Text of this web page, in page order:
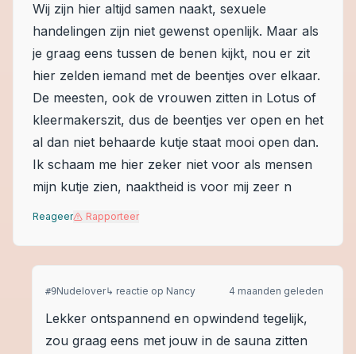
Wij zijn hier altijd samen naakt, sexuele
handelingen zijn niet gewenst openlijk. Maar als
je graag eens tussen de benen kijkt, nou er zit
hier zelden iemand met de beentjes over elkaar.
De meesten, ook de vrouwen zitten in Lotus of
kleermakerszit, dus de beentjes ver open en het
al dan niet behaarde kutje staat mooi open dan.
Ik schaam me hier zeker niet voor als mensen
mijn kutje zien, naaktheid is voor mij zeer n
Reageer Rapporteer
#9Nudelover↳ reactie op Nancy 4 maanden geleden
Lekker ontspannend en opwindend tegelijk,
zou graag eens met jouw in de sauna zitten